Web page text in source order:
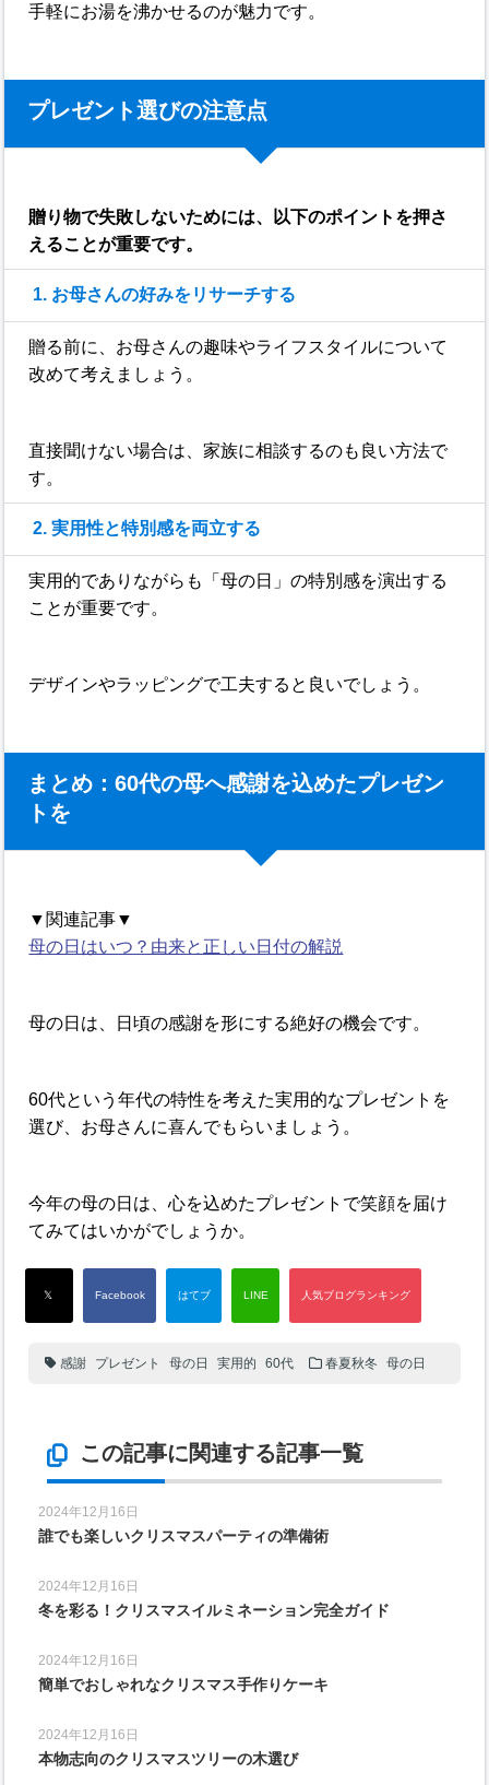
手軽にお湯を沸かせるのが魅力です。
プレゼント選びの注意点
贈り物で失敗しないためには、以下のポイントを押さ
えることが重要です。
1. お母さんの好みをリサーチする
贈る前に、お母さんの趣味やライフスタイルについて
改めて考えましょう。
直接聞けない場合は、家族に相談するのも良い方法で
す。
2. 実用性と特別感を両立する
実用的でありながらも「母の日」の特別感を演出する
ことが重要です。
デザインやラッピングで工夫すると良いでしょう。
まとめ：60代の母へ感謝を込めたプレゼン
トを
▼関連記事▼
母の日はいつ？由来と正しい日付の解説
母の日は、日頃の感謝を形にする絶好の機会です。
60代という年代の特性を考えた実用的なプレゼントを
選び、お母さんに喜んでもらいましょう。
今年の母の日は、心を込めたプレゼントで笑顔を届け
てみてはいかがでしょうか。
感謝 プレゼント 母の日 実用的 60代 春夏秋冬 母の日
この記事に関連する記事一覧
2024年12月16日
誰でも楽しいクリスマスパーティの準備術
2024年12月16日
冬を彩る！クリスマスイルミネーション完全ガイド
2024年12月16日
簡単でおしゃれなクリスマス手作りケーキ
2024年12月16日
本物志向のクリスマスツリーの木選び